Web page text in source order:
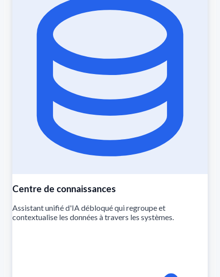
Centre de connaissances
Assistant unifié d'IA débloqué qui regroupe et
contextualise les données à travers les systèmes.